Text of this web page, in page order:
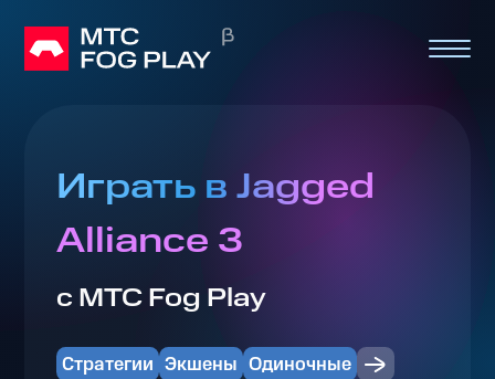
Играть в Jagged
Alliance 3
с МТС Fog Play
Стратегии Экшены Одиночные